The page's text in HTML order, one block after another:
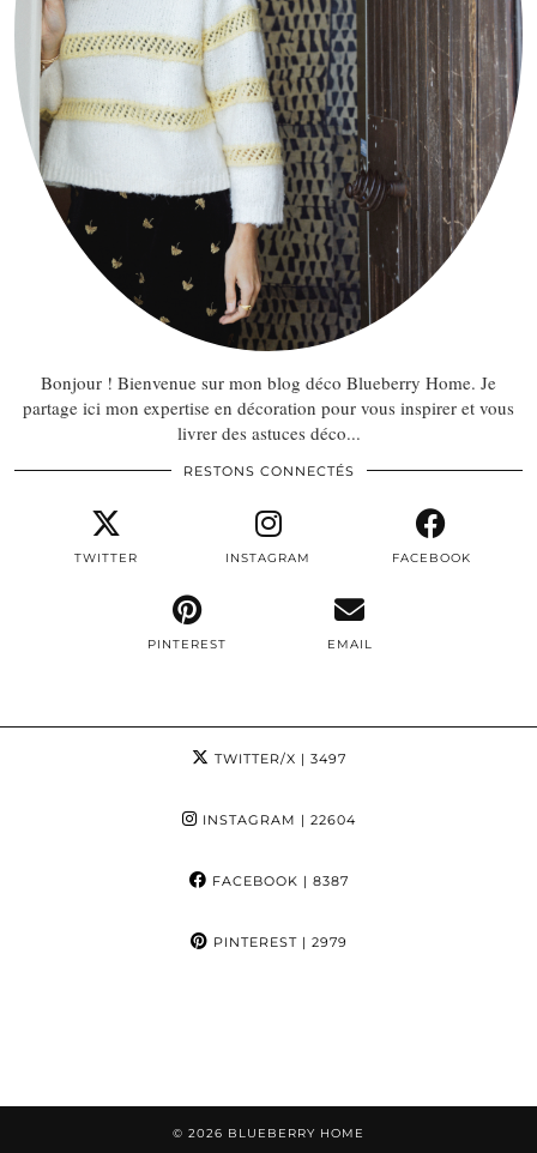
Bonjour ! Bienvenue sur mon blog déco Blueberry Home. Je
partage ici mon expertise en décoration pour vous inspirer et vous
livrer des astuces déco...
RESTONS CONNECTÉS
TWITTER INSTAGRAM FACEBOOK
PINTEREST EMAIL
TWITTER/X | 3497
INSTAGRAM | 22604
FACEBOOK | 8387
PINTEREST| 2979
© 2026 BLUEBERRY HOME